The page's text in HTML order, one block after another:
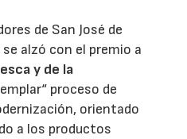
de San José de
alzó con el premio a
y de la
proceso de
orientado
a los productos